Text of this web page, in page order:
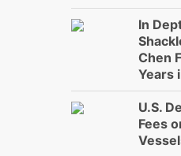
In
Chen
Years
U.S.
Fees